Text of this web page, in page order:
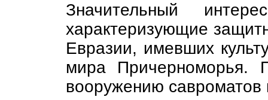
Значительный
характеризующие
Евразии, имевших
мира Причерноморья.
вооружению савроматов